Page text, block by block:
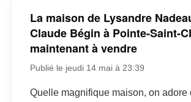
La maison de Lysandre
Claude Bégin à Pointe-Saint-
maintenant à vendre
Publié le jeudi 14 mai à 23:39
Quelle magnifique maison, on adore